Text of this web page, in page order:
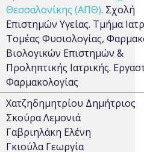
Θεσσαλονίκης (ΑΠΘ). Σχολή
Επιστημών Υγείας. Τμήμα
Τομέας Φυσιολογίας,
Βιολογικών Επιστημών &
Προληπτικής Ιατρικής.
Φαρμακολογίας
Χατζηδημητρίου Δημήτριος
Σκούρα Λεμονιά
Γαβριηλάκη Ελένη
Γκιούλα Γεωργία